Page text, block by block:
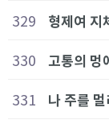
329 형제여 지
330 고통의 멍
331 나 주를